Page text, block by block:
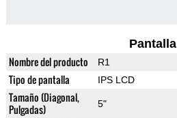
Pantalla
Nombre del producto R1
Tipo de pantalla IPS LCD
Tamaño (Diagonal,
Pulgadas)
5"